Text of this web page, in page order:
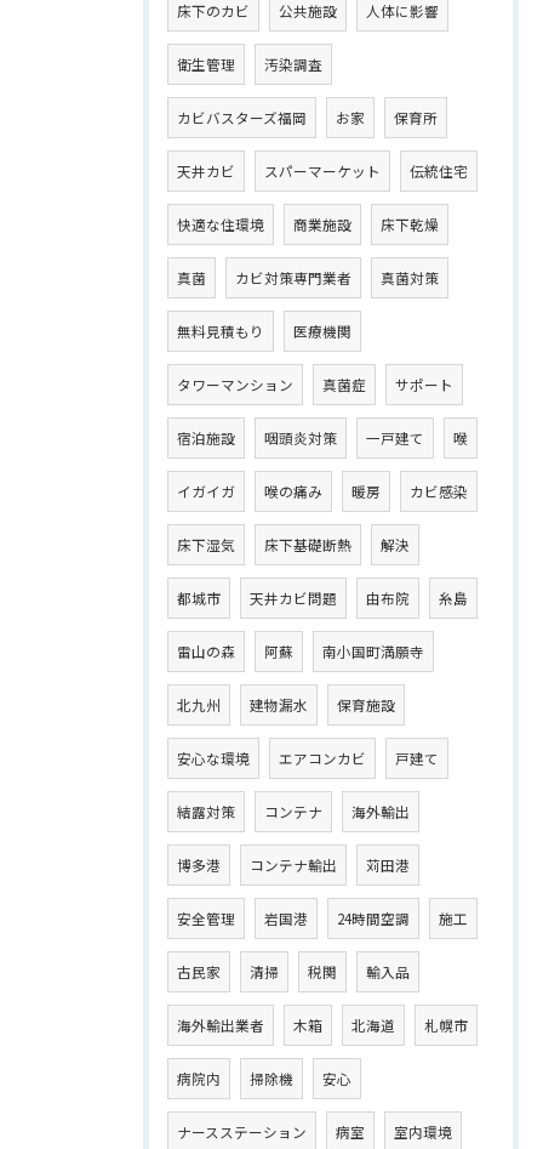
床下のカビ 公共施設 人体に影響
衛生管理 汚染調査
カビバスターズ福岡 お家 保育所
天井カビ スパーマーケット 伝統住宅
快適な住環境 商業施設 床下乾燥
真菌 カビ対策専門業者 真菌対策
無料見積もり 医療機関
タワーマンション 真菌症 サポート
宿泊施設 咽頭炎対策 一戸建て 喉
イガイガ 喉の痛み 暖房 カビ感染
床下湿気 床下基礎断熱 解決
都城市 天井カビ問題 由布院 糸島
雷山の森 阿蘇 南小国町満願寺
北九州 建物漏水 保育施設
安心な環境 エアコンカビ 戸建て
結露対策 コンテナ 海外輸出
博多港 コンテナ輸出 苅田港
安全管理 岩国港 24時間空調 施工
古民家 清掃 税関 輸入品
海外輸出業者 木箱 北海道 札幌市
病院内 掃除機 安心
ナースステーション 病室 室内環境